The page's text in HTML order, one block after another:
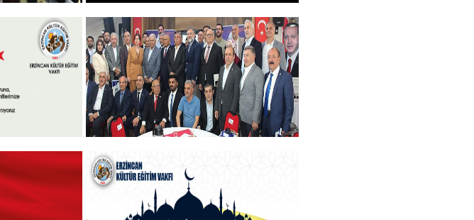
Burs
10 KASIM
+
Vakfımızdan Teşekkür Belgesi
Takdim Programı